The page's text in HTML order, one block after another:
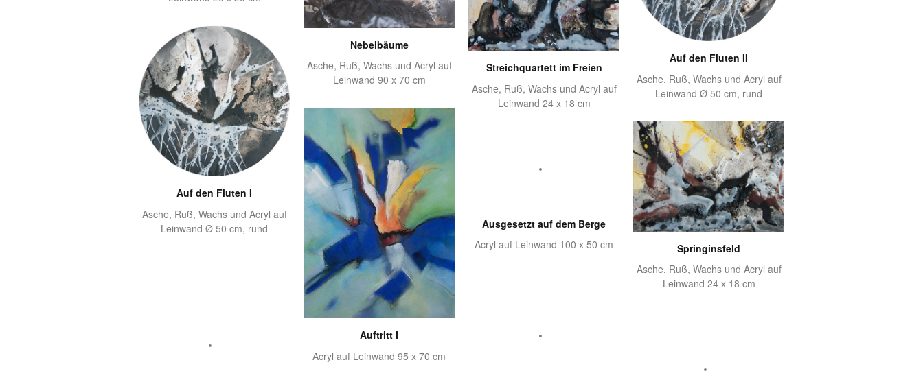
Auf den Fluten I
Asche, Ruß, Wachs und Acryl auf
Leinwand Ø 50 cm, rund
Nebelbäume
Asche, Ruß, Wachs und Acryl auf
Leinwand 90 x 70 cm
Auftritt I
Acryl auf Leinwand 95 x 70 cm
Streichquartett im Freien
Asche, Ruß, Wachs und Acryl auf
Leinwand 24 x 18 cm
Ausgesetzt auf dem Berge
Acryl auf Leinwand 100 x 50 cm
Auf den Fluten II
Asche, Ruß, Wachs und Acryl auf
Leinwand Ø 50 cm, rund
Springinsfeld
Asche, Ruß, Wachs und Acryl auf
Leinwand 24 x 18 cm